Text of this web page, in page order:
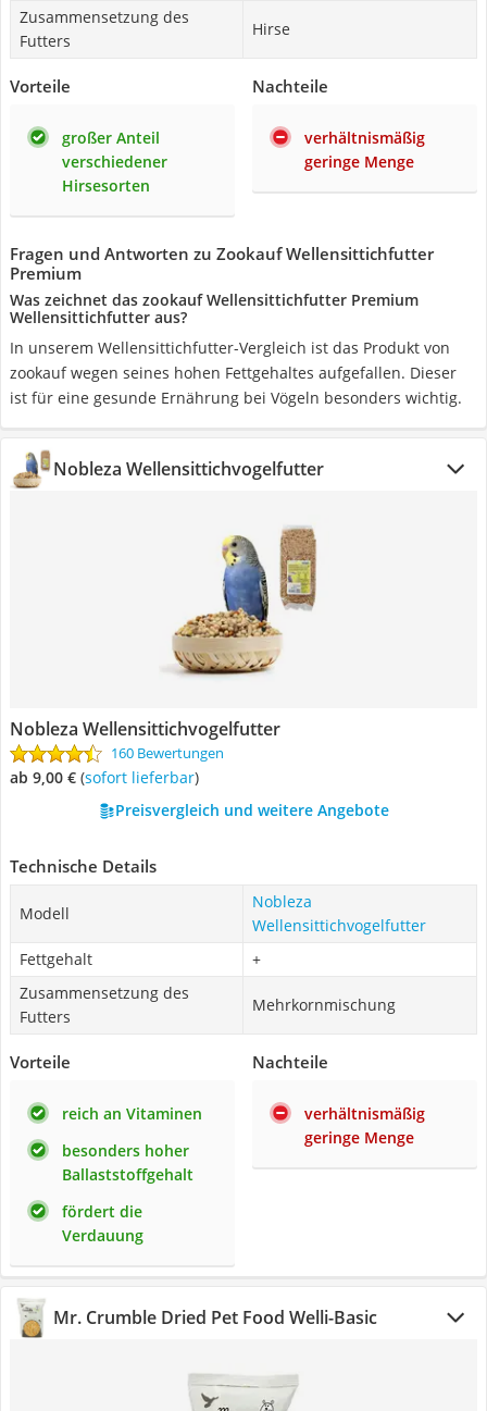
Zusammensetzung des
Futters
Hirse
Vorteile
großer Anteil
verschiedener
Hirsesorten
Nachteile
verhältnismäßig
geringe Menge
Fragen und Antworten zu Zookauf Wellensittichfutter
Premium
Was zeichnet das zookauf Wellensittichfutter Premium
Wellensittichfutter aus?
In unserem Wellensittichfutter-Vergleich ist das Produkt von
zookauf wegen seines hohen Fettgehaltes aufgefallen. Dieser
ist für eine gesunde Ernährung bei Vögeln besonders wichtig.
Nobleza Wellensittichvogelfutter
Nobleza Wellensittichvogelfutter
160 Bewertungen
ab 9,00 € ( Sofort lieferbar)
Preisvergleich und weitere Angebote
Technische Details
Modell
Nobleza
Wellensittichvogelfutter
Fettgehalt
+
Zusammensetzung des
Futters
Mehrkornmischung
Vorteile
reich an Vitaminen
besonders hoher
Ballaststoffgehalt
fördert die
Verdauung
Nachteile
verhältnismäßig
geringe Menge
Mr. Crumble Dried Pet Food Welli-Basic